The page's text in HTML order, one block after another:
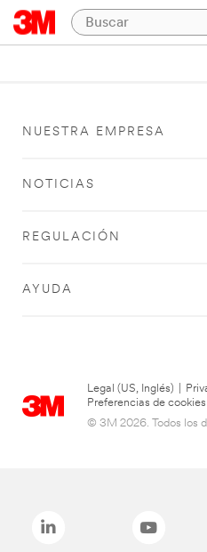
NUESTRA EMPRESA
NOTICIAS
REGULACIÓN
AYUDA
Legal (US, Inglés)
Preferencias de cookies
© 3M 2026. Todos los